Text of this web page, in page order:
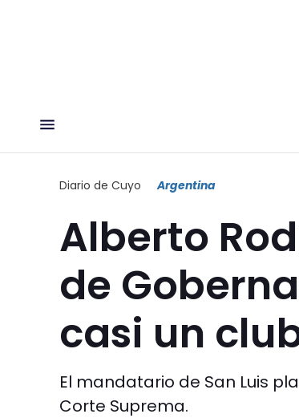
Diario de Cuyo Argentina
Alberto
de
casi un
El mandatario de San Luis
Corte Suprema.